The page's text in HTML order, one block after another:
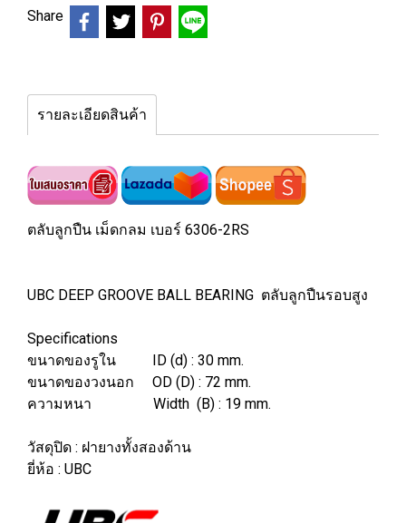
Share
รายละเอียดสินค้า
ตลับลูกปืน เม็ดกลม เบอร์ 6306-2RS
UBC DEEP GROOVE BALL BEARING ตลับลูกปืนรอบสูง
Specifications
ขนาดของรูใน ID (d) : 30 mm.
ขนาดของวงนอก OD (D) : 72 mm.
ความหนา Width (B) : 19 mm.
วัสดุปิด : ฝายางทั้งสองด้าน
ยี่ห้อ : UBC